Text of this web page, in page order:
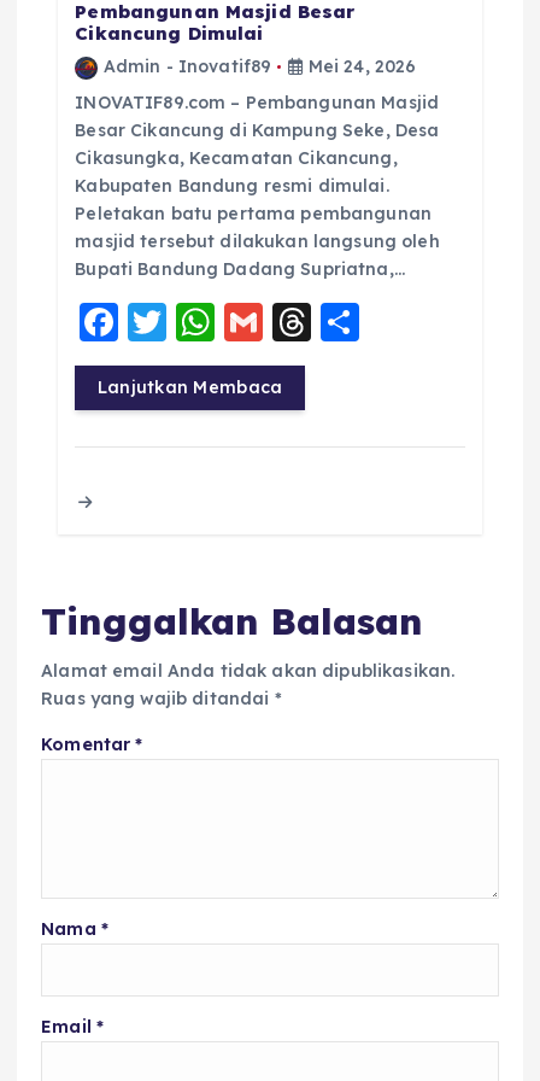
Pembangunan Masjid Besar
Cikancung Dimulai
Admin - Inovatif89
Mei 24, 2026
INOVATIF89.com – Pembangunan Masjid
Besar Cikancung di Kampung Seke, Desa
Cikasungka, Kecamatan Cikancung,
Kabupaten Bandung resmi dimulai.
Peletakan batu pertama pembangunan
masjid tersebut dilakukan langsung oleh
Bupati Bandung Dadang Supriatna,…
F
a
c
e
T
w
it
te
W
h
a
ts
G
m
ai
l
T
a re
Lanjutkan Membaca
Tinggalkan Balasan
Alamat email Anda tidak akan dipublikasikan.
Ruas yang wajib ditandai *
Komentar*
Nama *
Email *